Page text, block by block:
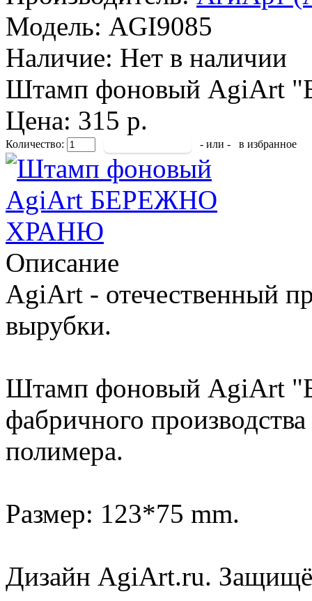
Модель: AGI9085
Наличие: Нет в наличии
Штамп фоновый AgiArt
Цена: 315 р.
Количество: - или - в избранное
Описание
AgiArt - отечественный
вырубки.
Штамп фоновый AgiArt
фабричного
полимера.
Размер: 123*75 mm.
Дизайн AgiArt.ru.